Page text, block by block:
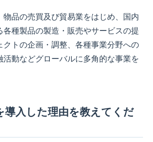
物品の売買及び貿易業をはじめ、国内
各種製品の製造・販売やサービスの提
クトの企画・調整、各種事業分野への
活動などグローバルに多角的な事業を
導入した理由を教えてくだ